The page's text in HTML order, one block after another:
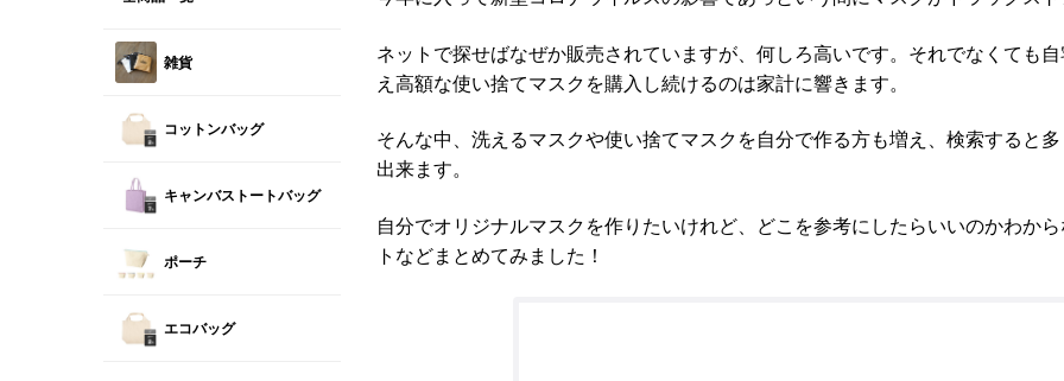
o
o
k
er l
e
ネットで探せばなぜか販売されていますが、何しろ高いです。それでなくても
え高額な使い捨てマスクを購入し続けるのは家計に響きます。
そんな中、洗えるマスクや使い捨てマスクを自分で作る方も増え、検索すると
出来ます。
自分でオリジナルマスクを作りたいけれど、どこを参考にしたらいいのかわか
トなどまとめてみました！
雑貨
コットンバッグ
キャンバストートバッグ
ポーチ
エコバッグ